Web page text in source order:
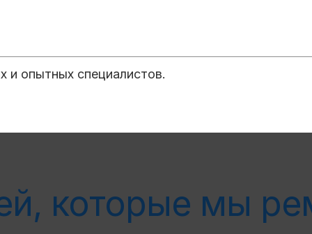
и опытных специалистов.
которые мы